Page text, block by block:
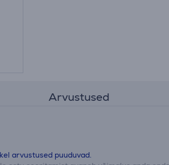
Arvustused
arvustused puuduvad.